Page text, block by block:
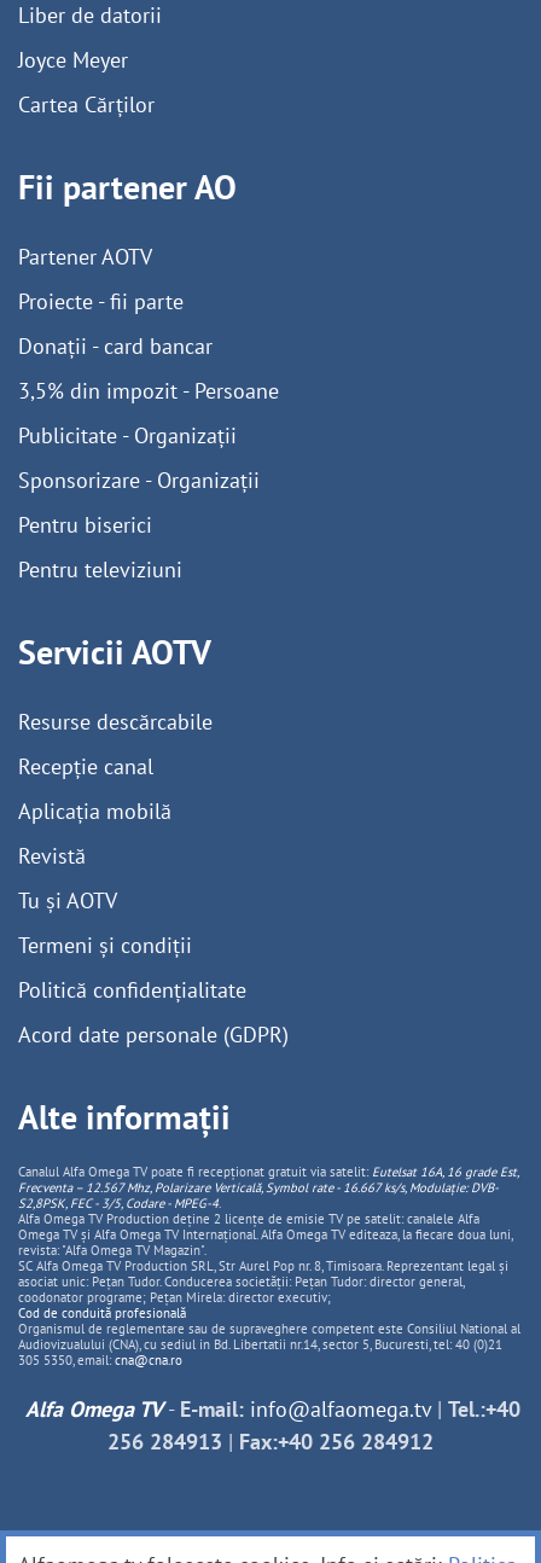
Liber de datorii
Joyce Meyer
Cartea Cărților
Fii partener AO
Partener AOTV
Proiecte - fii parte
Donații - card bancar
3,5% din impozit - Persoane
Publicitate - Organizații
Sponsorizare - Organizații
Pentru biserici
Pentru televiziuni
Servicii AOTV
Resurse descărcabile
Recepție canal
Aplicația mobilă
Revistă
Tu și AOTV
Termeni și condiții
Politică confidențialitate
Acord date personale (GDPR)
Alte informații
Canalul Alfa Omega TV poate fi recepționat gratuit via satelit: Eutelsat 16A, 16 grade Est,
Frecventa – 12.567 Mhz, PolarizareVerticală, Symbol rate - 16.667 ks/s, Modulație: DVB-
S2,8PSK, FEC - 3/5, Codare - MPEG-4.
Alfa Omega TV Production deține 2 licențe de emisie TV pe satelit: canalele Alfa
Omega TV și Alfa Omega TV Internațional. Alfa Omega TV editeaza, la fiecare doua luni,
revista: "Alfa Omega TV Magazin".
SC Alfa Omega TV Production SRL, Str Aurel Pop nr. 8, Timisoara. Reprezentant legal și
asociat unic: Pețan Tudor. Conducerea societății: Pețan Tudor: director general,
coodonator programe; Pețan Mirela: director executiv;
Cod de conduită profesională
Organismul de reglementare sau de supraveghere competent este Consiliul National al
Audiovizualului (CNA), cu sediul in Bd. Libertatii nr.14, sector 5, Bucuresti, tel: 40 (0)21
305 5350, email: cna@cna.ro
Alfa Omega TV- E-mail: info@alfaomega.tv| Tel.:+40
256 284913 | Fax:+40 256 284912